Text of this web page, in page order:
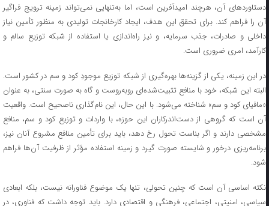
دستاوردهای آن، هرچند امیدآفرین است، اما به‌تنهایی نمی‌تواند زمینه ترویج فراگیر
آن را فراهم کند. برای تحقق این هدف، ایجاد کارخانجات تولیدی به منظور تأمین نیاز
داخلی و صادرات، جذب سرمایه، و نیز راه‌اندازی یا استفاده از شبکه توزیع سالم و
کارآمد، امری ضروری است.
در این زمینه، یکی از گزینه‌ها بهره‌گیری از شبکه توزیع موجودِ کود و سم در کشور است.
البته این شبکه، خود با منافع تثبیت‌شده‌ای روبه‌روست و گاه به صورت سنتی، به عنوان
«مافیای کود و سم» شناخته می‌شود. با این حال، این نام‌گذاری ناصحیح است. واقعیت
آن است که گروهی از دست‌اندرکاران این حوزه، با واردات و توزیع کود و سم، منافع
مشخصی دارند و اگر بناست تحول رخ دهد، باید برای تأمین منافع مشروع آنان نیز،
برنامه‌ریزی درخور و شایسته صورت گیرد و زمینه استفاده مؤثر از ظرفیت آن‌ها فراهم
شود.
نکته اساسی آن است که چنین تحولی، تنها یک موضوع فناورانه نیست، بلکه ابعادی
سیاسی، امنیتی، اجتماعی، فرهنگی و اقتصادی دارد. باید توجه داشت که فناوری، در